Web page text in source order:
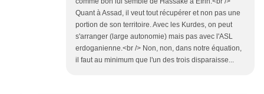
Quant à Assad, il veut tout récupérer et non pas une
portion de son territoire. Avec les Kurdes, on peut
s'arranger (large autonomie) mais pas avec l'ASL
erdoganienne.<br /> Non, non, dans notre équation,
il faut au minimum que l'un des trois disparaisse...